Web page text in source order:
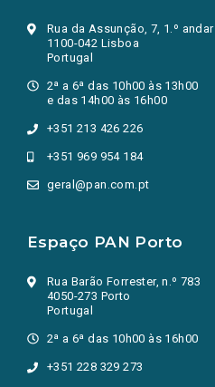
Rua da Assunção, 7, 1.º andar
1100-042 Lisboa
Portugal
2ª a 6ª das 10h00 às 13h00
e das 14h00 às 16h00
+351 213 426 226
+351 969 954 184
geral@pan.com.pt
Espaço PAN Porto
Rua Barão Forrester, n.º 783
4050-273 Porto
Portugal
2ª a 6ª das 10h00 às 16h00
+351 228 329 273